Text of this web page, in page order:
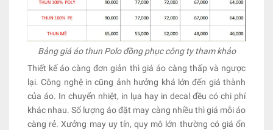
Bảng giá áo thun Polo đồng phục công ty tham khảo
Thiết kế áo càng đơn giản thì giá áo càng thấp và ngược
lại. Công nghệ in cũng ảnh hưởng khá lớn đến giá thành
của áo. In chuyển nhiệt, in lụa hay in decal đều có chi phí
khác nhau. Số lượng áo đặt may càng nhiều thì giá mỗi áo
càng rẻ. Xưởng may uy tín, quy mô lớn thường có giá ổn